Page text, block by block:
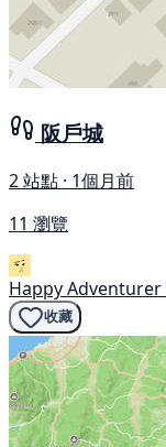
阪戶城
2 站點 · 1個月前
11 瀏覽
Happy Adventurer
收藏